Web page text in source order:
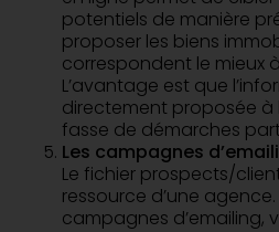
potentiels de manière
proposer les biens
correspondent le mieux
L’avantage est que
directement proposée à
fasse de démarches
Les campagnes
Le fichier prospects/
ressource d’une
campagnes d’emailing,